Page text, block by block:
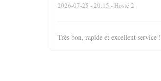
2026-07-25 - 20:15 - Hosté 2
Très bon, rapide et excellent service !